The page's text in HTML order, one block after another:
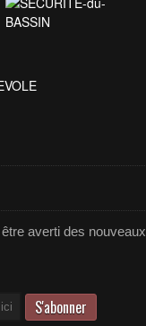
averti des nouveaux